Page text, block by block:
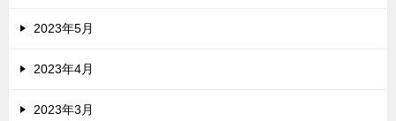
2023年5月
2023年4月
2023年3月